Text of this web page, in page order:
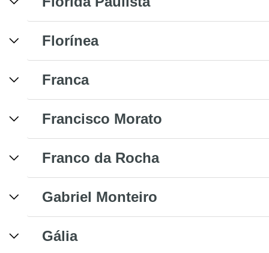
Florínea
Franca
Francisco Morato
Franco da Rocha
Gabriel Monteiro
Gália